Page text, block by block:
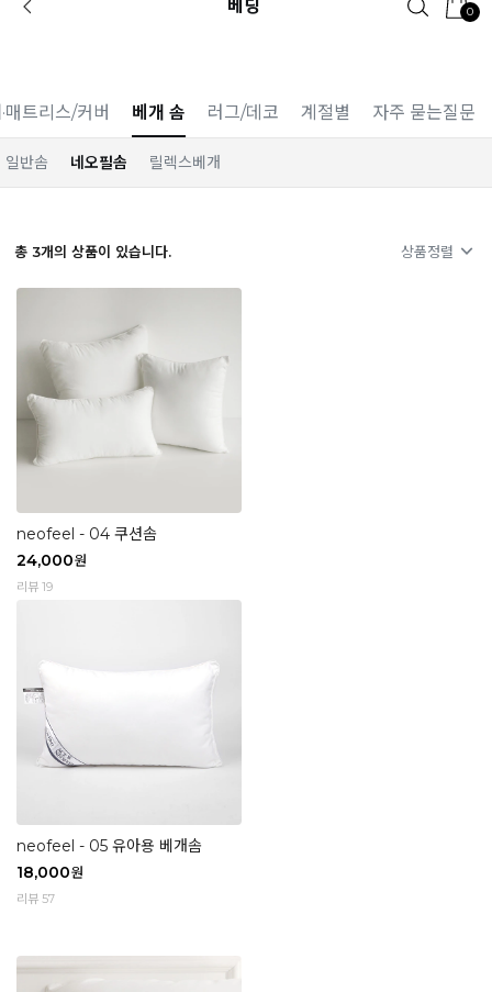
카카오 플친 추가하면1천원 즉시 할인 쿠폰
베딩 0
매트리스/커버 베개 솜 러그/데코 계절별 자주 묻는질문
일반솜 네오필솜 릴렉스베개
총 3개의 상품이 있습니다. 상품정렬
neofeel - 04 쿠션솜
24,000원
리뷰 19
neofeel - 05 유아용 베개솜
18,000원
리뷰 57